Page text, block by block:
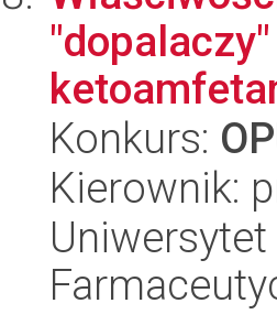
Konkurs:
Kierownik:
Uniwersytet